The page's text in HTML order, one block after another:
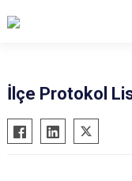
Akyazı
Ferizli
İlçe Protokol